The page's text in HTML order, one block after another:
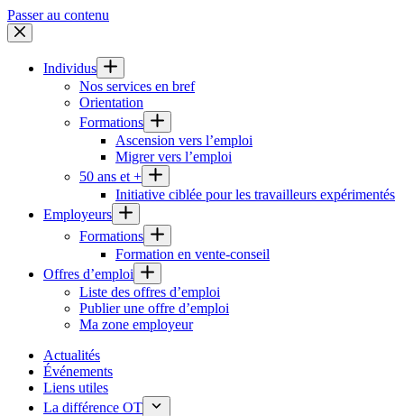
Passer au contenu
Individus
Nos services en bref
Orientation
Formations
Ascension vers l’emploi
Migrer vers l’emploi
50 ans et +
Initiative ciblée pour les travailleurs expérimentés
Employeurs
Formations
Formation en vente-conseil
Offres d’emploi
Liste des offres d’emploi
Publier une offre d’emploi
Ma zone employeur
Actualités
Événements
Liens utiles
La différence OT